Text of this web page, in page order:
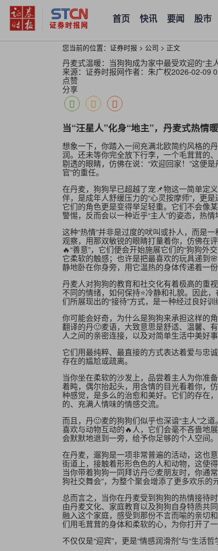
首页 快讯 要闻 股市
您当前的位置： 证券时报 > 公司 > 正文
丹麦式温暖：当狗狗成为家中最受欢迎的“主
来源：证券时报网作者：朱广权2026-02-09
点赞
分享
当“汪星人”化身“地主”，丹麦式热情
想象一下，你踏入一间充满北欧简约风格的
润。还未等你完全放下行李，一个毛茸茸的
剔透的眼睛，仿佛在说：“欢迎回家！”这便
官”的重任。
在丹麦，狗狗早已超越了宠📌物这一简单定
伴，是成年人舒缓压力的“心灵按摩师”，更
它们的角色更是变得举足轻重。它们不会像
警惕，反而会以一种近乎“主人”的姿态，热
这种“热情”并非是过度的吠叫或扑人，而是
观察，用那双敏锐的眼睛打量着你，仿佛在
🔥“善意”，它们便会开始施展它们的“狗狗
它柔软的触感；也许是把最喜欢的玩具递到
静地卧在你身旁，用它温热的身体传递着一
丹麦人对狗狗的教育和社交化有着极高的重
不同的情绪，如何保持⭐冷静和礼貌。因此
们所展现出的“接待”方式，是一种经过良好
你可能会好奇，为什么是狗狗来承担这样的
翻译的丹🙂麦语，大致意思是舒适、温馨、
人之间的亲密连接，以及对简单生活中美好
它们用最纯粹、最直接的方式表达着爱与忠
存在的尴尬或疏离。
当你坐在柔软的沙发上，品尝着主人为你准
着盹，偶尔抬起头，用含情的目光看着你，
种感觉，是多么的治愈和美好。它们的存在
的、充满人情味的情感交流。
而且，丹🙂麦的狗狗们似乎也深谙“主人”之
喜欢与动物互动的🔥人，它们会毫不吝啬地
会默默地退到一旁，给予你足够的个人空间
在丹麦，遛狗是一项非常普遍的活动，这也
街道上，接触着形形色色的人和动物，这使
当你带着狗狗一同拜访丹🙂麦朋友时，你通
狗社交舞会”，为整个聚会增添了更多欢乐的
总而言之，当你在丹麦受到狗狗的热情接待
由丹麦文化、家庭教育以及狗狗自身特质共
融入这个家庭，感受到那份不言而喻的亲
们用毛茸茸的身体和柔软的心，为你打开了
不仅仅是“迎宾”，更是“情感润滑剂”与“生活哲